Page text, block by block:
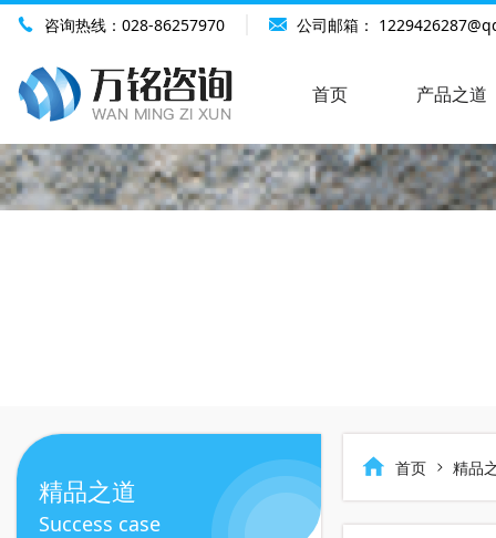
咨询热线： 028-86257970 公司邮箱：
首页 产品之道
精品之道
Success case
首页 精品